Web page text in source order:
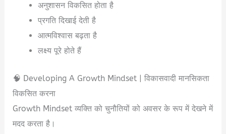
अनुशासन विकसित होता है
प्रगति दिखाई देती है
आत्मविश्वास बढ़ता है
लक्ष्य पूरे होते हैं
🧠 Developing A Growth Mindset | विकासवादी मानसिकता
विकसित करना
Growth Mindset व्यक्ति को चुनौतियों को अवसर के रूप में देखने में
मदद करता है।